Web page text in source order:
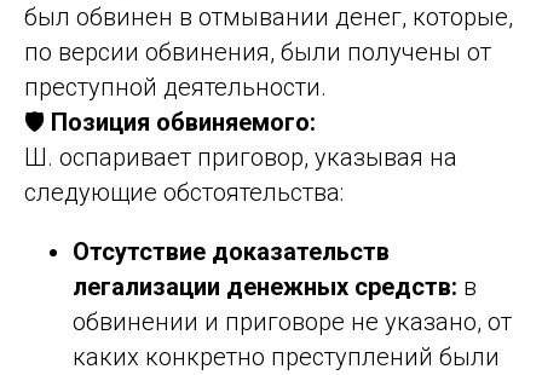
был обвинен в отмывании денег, которые,
по версии обвинения, были получены от
преступной деятельности.
🛡️ Позиция обвиняемого:
Ш. оспаривает приговор, указывая на
следующие обстоятельства:
Отсутствие доказательств
легализации денежных средств: в
обвинении и приговоре не указано, от
каких конкретно преступлений были